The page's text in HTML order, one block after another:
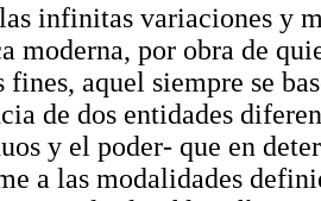
infinitas variaciones y
moderna, por obra de
fines, aquel siempre se
de dos entidades
y el poder- que en
a las modalidades